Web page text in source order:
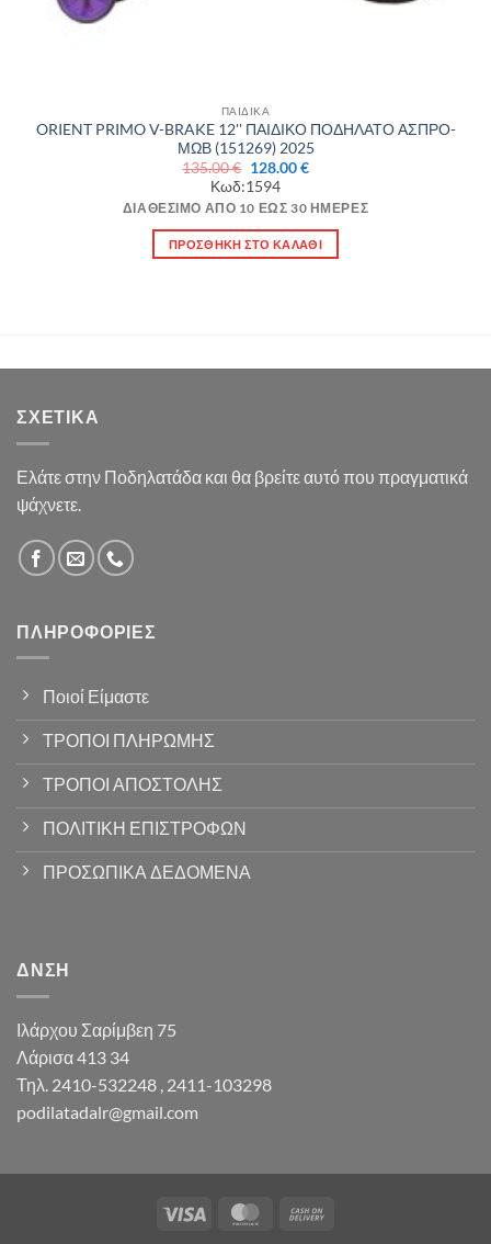
ΠΑΙΔΙΚΑ
ORIENT PRIMO V-BRAKE 12'' ΠΑΙΔΙΚΟ ΠΟΔΗΛΑΤΟ ΑΣΠΡΟ-
ΜΩΒ (151269) 2025
135.00€ Original
price
was:
135.00 €.
128.00€Η
είναι:
Κωδ:1594
ΔΙΑΘΈΣΙΜΟ ΑΠΌ 10 ΈΩΣ 30 ΗΜΈΡΕΣ
ΠΡΟΣΘΉΚΗ ΣΤΟ ΚΑΛΆΘΙ
ΣΧΕΤΙΚΆ
Ελάτε στην Ποδηλατάδα και θα βρείτε αυτό που πραγματικά
ψάχνετε.
ΠΛΗΡΟΦΟΡΊΕΣ
Ποιοί Είμαστε
ΤΡΟΠΟΙ ΠΛΗΡΩΜΗΣ
ΤΡΟΠΟΙ ΑΠΟΣΤΟΛΗΣ
ΠΟΛΙΤΙΚΗ ΕΠΙΣΤΡΟΦΩΝ
ΠΡΟΣΩΠΙΚΑ ΔΕΔΟΜΕΝΑ
ΔΝΣΗ
Ιλάρχου Σαρίμβεη 75
Λάρισα 413 34
Τηλ. 2410-532248 , 2411-103298
podilatadalr@gmail.com
Visa MasterCard